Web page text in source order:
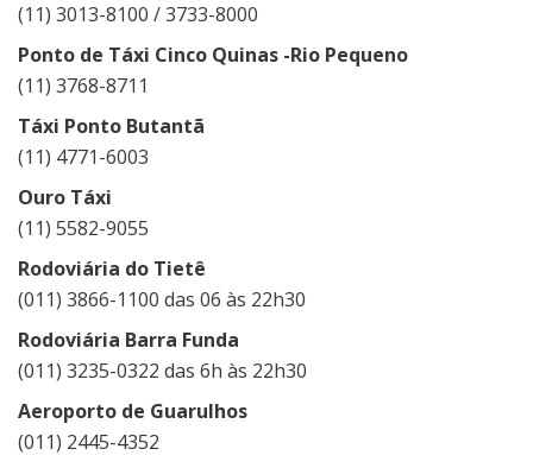
(11) 3013-8100 / 3733-8000
Ponto de Táxi Cinco Quinas -Rio Pequeno
(11) 3768-8711
Táxi Ponto Butantã
(11) 4771-6003
Ouro Táxi
(11) 5582-9055
Rodoviária do Tietê
(011) 3866-1100 das 06 às 22h30
Rodoviária Barra Funda
(011) 3235-0322 das 6h às 22h30
Aeroporto de Guarulhos
(011) 2445-4352